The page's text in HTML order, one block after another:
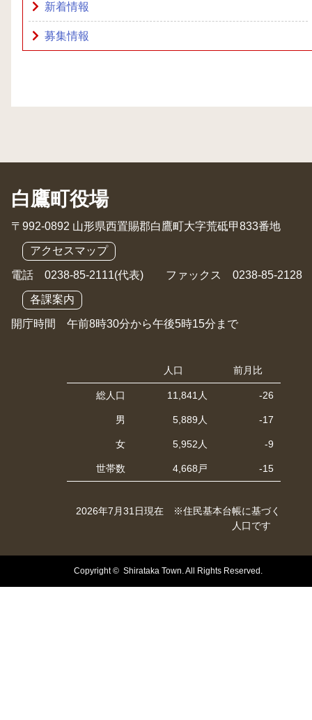
新着情報
募集情報
白鷹町役場
〒992-0892 山形県西置賜郡白鷹町大字荒砥甲833番地
アクセスマップ
電話 0238-85-2111(代表) ファックス 0238-85-2128
各課案内
開庁時間 午前8時30分から午後5時15分まで
人口 前月比
総人口 11,841人 -26
男 5,889人 -17
女 5,952人 -9
世帯数 4,668戸 -15
2026年7月31日現在 ※住民基本台帳に基づく
人口です
Copyright © Shirataka Town. All Rights Reserved.